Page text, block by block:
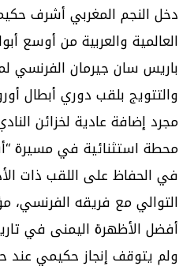
دخل النجم المغربي أشرف
العالمية والعربية من أوسع
باريس سان جيرمان الفرنسي
والتتويج بلقب دوري أبطال
مجرد إضافة عادية لخزائن
محطة استثنائية في مسيرة
في الحفاظ على اللقب ذات
التوالي مع فريقه الفرنسي،
أفضل الأظهرة اليمنى في
ولم يتوقف إنجاز حكيمي عند